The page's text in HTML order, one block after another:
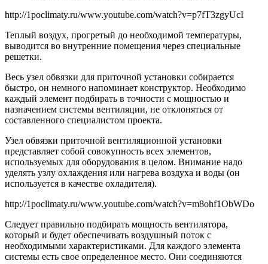
http://1poclimaty.ru/www.youtube.com/watch?v=p7fT3zgyUcI
Теплый воздух, прогретый до необходимой температуры,
выводится во внутренние помещения через специальные
решетки.
Весь узел обвязки для приточной установки собирается
быстро, он немного напоминает конструктор. Необходимо
каждый элемент подбирать в точности с мощностью и
назначением системы вентиляции, не отклоняться от
составленного специалистом проекта.
Узел обвязки приточной вентиляционной установки
представляет собой совокупность всех элементов,
используемых для оборудования в целом. Внимание надо
уделять узлу охлаждения или нагрева воздуха и воды (он
используется в качестве охладителя).
http://1poclimaty.ru/www.youtube.com/watch?v=m8ohf1ObWDo
Следует правильно подбирать мощность вентилятора,
который и будет обеспечивать воздушный поток с
необходимыми характеристиками. Для каждого элемента
системы есть свое определенное место. Они соединяются